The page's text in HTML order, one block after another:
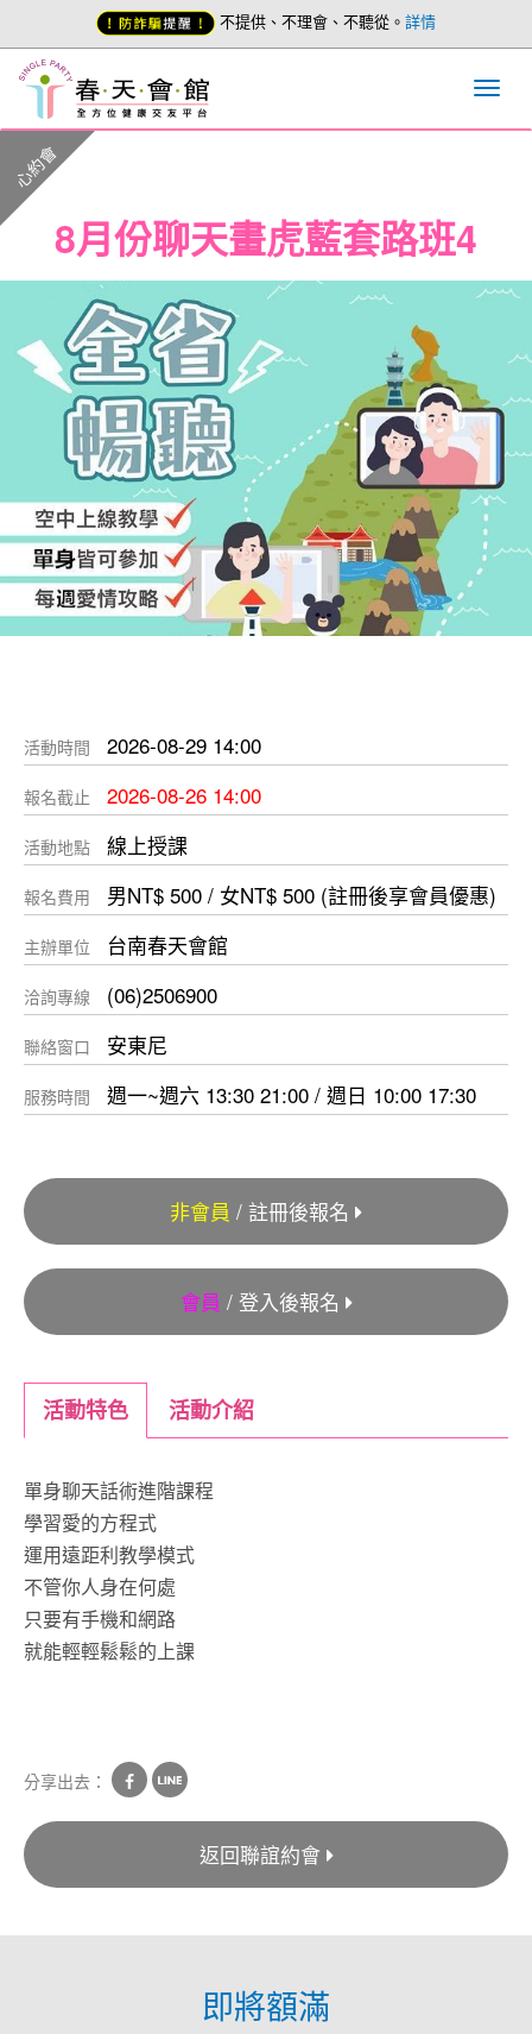
不提供、不理會、不聽從。 詳情
8月份聊天畫虎藍套路班4
心約會
活動時間 2026-08-29 14:00
報名截止 2026-08-26 14:00
活動地點 線上授課
報名費用 男NT$ 500 / 女NT$ 500 (註冊後享會員優惠)
主辦單位 台南春天會館
洽詢專線 (06)2506900
聯絡窗口 安東尼
服務時間 週一~週六 13:30 21:00 / 週日 10:00 17:30
非會員 / 註冊後報名
會員 / 登入後報名
活動特色 活動介紹
單身聊天話術進階課程
學習愛的方程式
運用遠距利教學模式
不管你人身在何處
只要有手機和網路
就能輕輕鬆鬆的上課
分享出去：
返回聯誼約會
即將額滿